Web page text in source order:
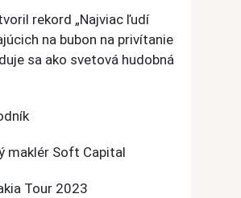
rekord „Najviac ľudí
na bubon na privítanie
sa ako svetová hudobná
maklér Soft Capital
Tour 2023